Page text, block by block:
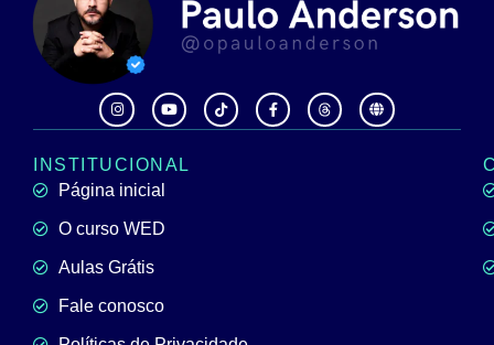
INSTITUCIONAL
Página inicial
O curso WED
Aulas Grátis
Fale conosco